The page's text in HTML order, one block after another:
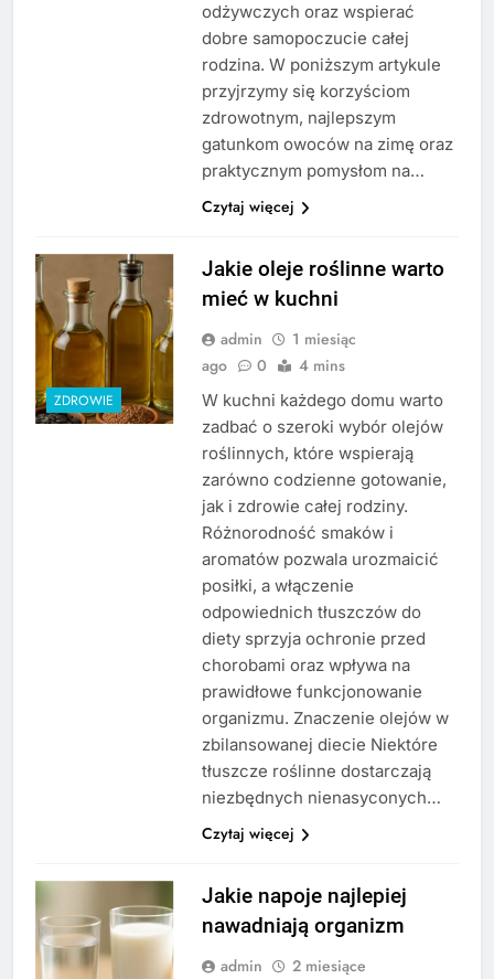
odżywczych oraz wspierać
dobre samopoczucie całej
rodzina. W poniższym artykule
przyjrzymy się korzyściom
zdrowotnym, najlepszym
gatunkom owoców na zimę oraz
praktycznym pomysłom na…
Czytaj więcej
ZDROWIE
Jakie oleje roślinne warto
mieć w kuchni
admin
1 miesiąc
ago
0 4 mins
W kuchni każdego domu warto
zadbać o szeroki wybór olejów
roślinnych, które wspierają
zarówno codzienne gotowanie,
jak i zdrowie całej rodziny.
Różnorodność smaków i
aromatów pozwala urozmaicić
posiłki, a włączenie
odpowiednich tłuszczów do
diety sprzyja ochronie przed
chorobami oraz wpływa na
prawidłowe funkcjonowanie
organizmu. Znaczenie olejów w
zbilansowanej diecie Niektóre
tłuszcze roślinne dostarczają
niezbędnych nienasyconych…
Czytaj więcej
Jakie napoje najlepiej
nawadniają organizm
admin
2 miesiące